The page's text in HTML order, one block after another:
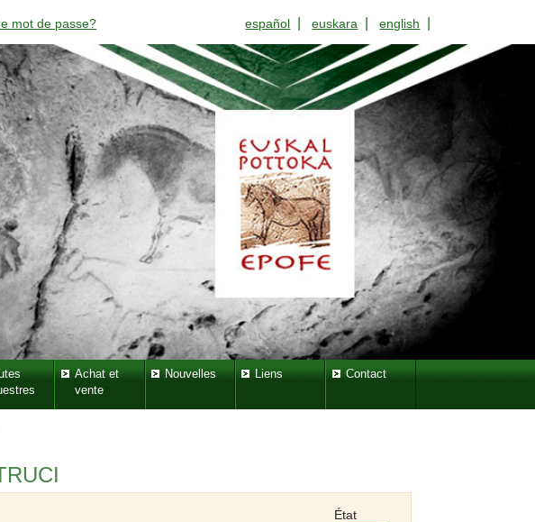
mot de passe? español |euskara |english
Achat et
vente
Nouvelles Liens Contact
État